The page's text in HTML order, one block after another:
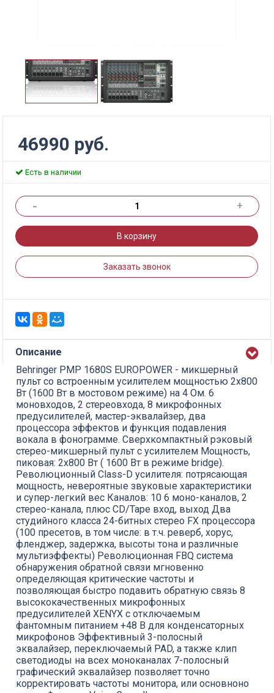
46990 руб.
Есть в наличии
- +
В корзину
Заказать звонок
Описание
Behringer PMP 1680S EUROPOWER - микшерный
пульт со встроенным усилителем мощностью 2х800
Вт (1600 Вт в мостовом режиме) на 4 Ом. 6
моновходов, 2 стереовхода, 8 микрофонных
предусилителей, мастер-эквалайзер, два
процессора эффектов и функция подавления
вокала в фонограмме. Сверхкомпактный рэковый
стерео-микшерный пульт с усилителем Мощность,
пиковая: 2х800 Вт ( 1600 Вт в режиме bridge).
Революционный Class-D усилителя: потрясающая
мощность, невероятные звуковые характеристики
и супер-легкий вес Каналов: 10 6 моно-каналов, 2
стерео-канала, плюс CD/Tape вход, выход Два
студийного класса 24-битных стерео FX процессора
(100 пресетов, в том числе: в т.ч. реверб, хорус,
фленджер, задержка, высоты тона и различные
мультиэффекты) Революционная FBQ система
обнаружения обратной связи мгновенно
определяющая критические частоты и
позволяющая быстро подавить обратную связь 8
высококачественных микрофонных
предусилителей XENYX с отключаемым
фантомным питанием +48 В для конденсаторных
микрофонов Эффективный 3-полосный
эквалайзер, переключаемый PAD, а также клип
светодиоды на всех моноканалах 7-полосный
графический эквалайзер позволяет точно
корректировать частоты монитора, или основноно